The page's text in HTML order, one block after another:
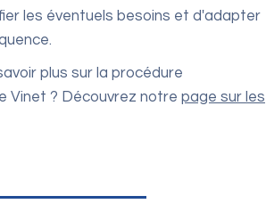
les éventuels besoins et d'adapter
plus sur la procédure
Vinet ? Découvrez notre page sur les